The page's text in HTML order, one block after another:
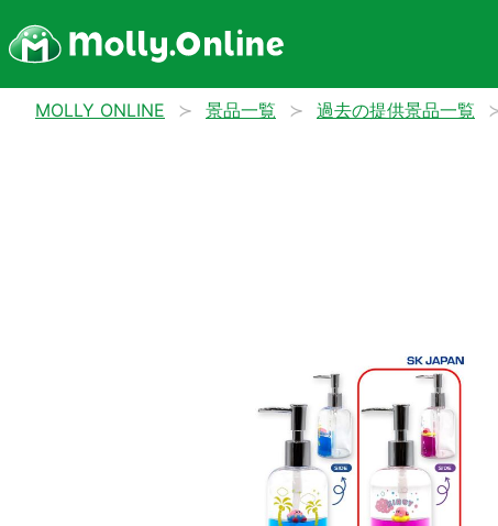
MOLLY ONLINE 景品一覧 過去の提供景品一覧